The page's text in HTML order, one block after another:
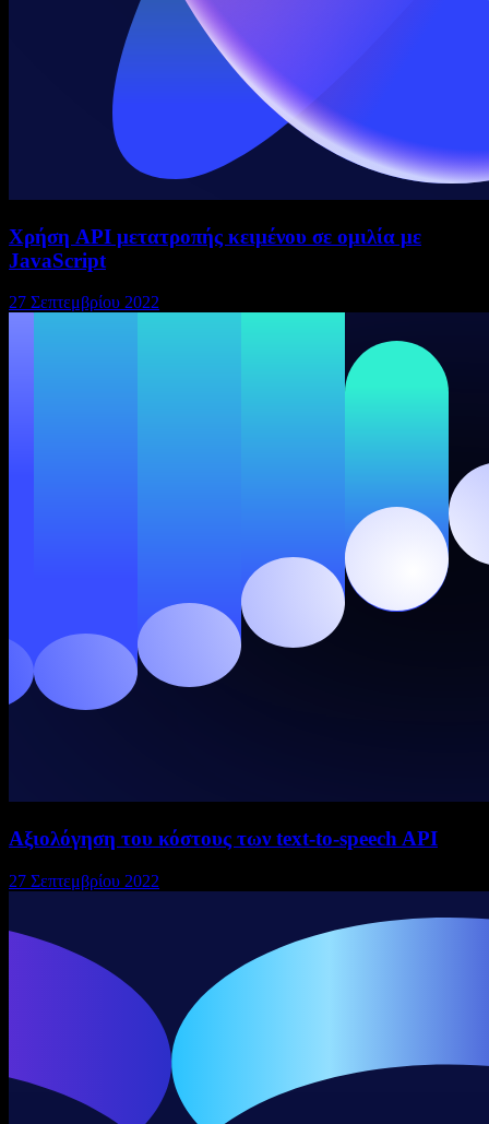
Χρήση API μετατροπής κειμένου σε ομιλία με
JavaScript
27 Σεπτεμβρίου 2022
Αξιολόγηση του κόστους των text-to-speech API
27 Σεπτεμβρίου 2022